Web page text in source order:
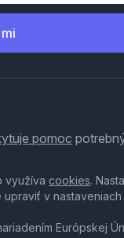
pomoc
využíva cookies.
v nastaveniach
Európskej